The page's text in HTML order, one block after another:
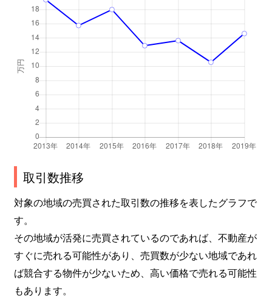
取引数推移
対象の地域の売買された取引数の推移を表したグラフで
す。
その地域が活発に売買されているのであれば、不動産が
すぐに売れる可能性があり、売買数が少ない地域であれ
ば競合する物件が少ないため、高い価格で売れる可能性
もあります。